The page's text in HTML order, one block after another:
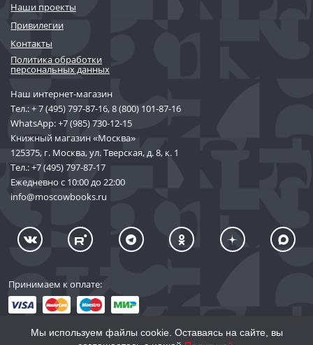
Наши проекты
Привилегии
Контакты
Политика обработки
персональных данных
Наш интернет-магазин
Тел.:+ 7 (495) 797-87-16,8 (800) 101-87-16
WhatsApp:+7 (985) 730-12-15
Книжный магазин «Москва»
125375, г. Москва, ул. Тверская, д. 8, к. 1
Тел.:+7 (495) 797-87-17
Ежедневно с 10:00 до 22:00
info@moscowbooks.ru
Принимаем к оплате:
Мы используем файлы cookie. Оставаясь на сайте, вы